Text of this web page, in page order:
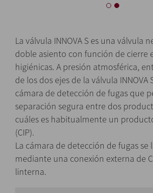
La válvula INNOVA S es una válvula
doble asiento con función de cierre
higiénicas. A presión atmosférica,
de los dos ejes de la válvula INNOVA
cámara de detección de fugas que
separación segura entre dos
cuáles es habitualmente un
(CIP).
La cámara de detección de fugas se
mediante una conexión externa de
linterna.